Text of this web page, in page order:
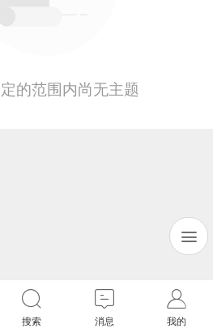
的范围内尚无主题
搜索 消息 我的